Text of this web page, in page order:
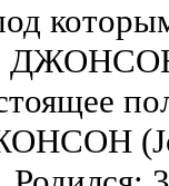
ДЖОНСОН